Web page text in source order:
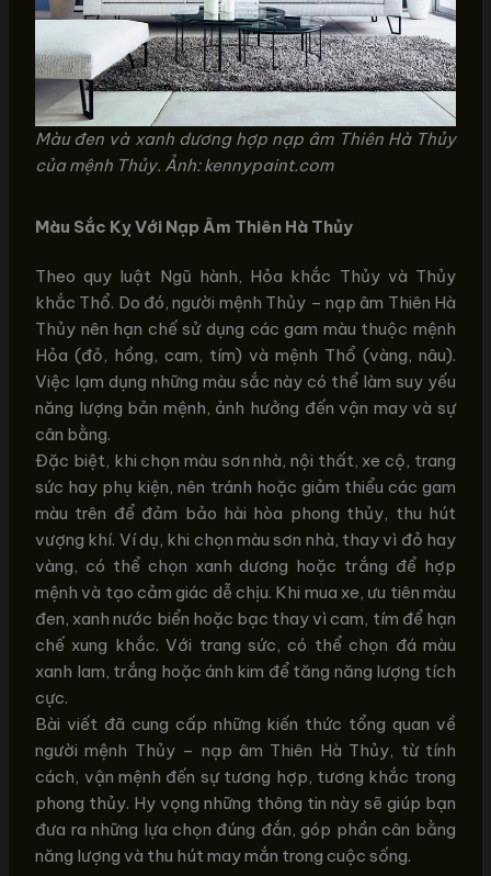
Màu đen và xanh dương hợp nạp âm Thiên Hà Thủy
của mệnh Thủy. Ảnh: kennypaint.com
Màu Sắc Kỵ Với Nạp Âm Thiên Hà Thủy
Theo quy luật Ngũ hành, Hỏa khắc Thủy và Thủy
khắc Thổ. Do đó, người mệnh Thủy – nạp âm Thiên Hà
Thủy nên hạn chế sử dụng các gam màu thuộc mệnh
Hỏa (đỏ, hồng, cam, tím) và mệnh Thổ (vàng, nâu).
Việc lạm dụng những màu sắc này có thể làm suy yếu
năng lượng bản mệnh, ảnh hưởng đến vận may và sự
cân bằng.
Đặc biệt, khi chọn màu sơn nhà, nội thất, xe cộ, trang
sức hay phụ kiện, nên tránh hoặc giảm thiểu các gam
màu trên để đảm bảo hài hòa phong thủy, thu hút
vượng khí. Ví dụ, khi chọn màu sơn nhà, thay vì đỏ hay
vàng, có thể chọn xanh dương hoặc trắng để hợp
mệnh và tạo cảm giác dễ chịu. Khi mua xe, ưu tiên màu
đen, xanh nước biển hoặc bạc thay vì cam, tím để hạn
chế xung khắc. Với trang sức, có thể chọn đá màu
xanh lam, trắng hoặc ánh kim để tăng năng lượng tích
cực.
Bài viết đã cung cấp những kiến thức tổng quan về
người mệnh Thủy – nạp âm Thiên Hà Thủy, từ tính
cách, vận mệnh đến sự tương hợp, tương khắc trong
phong thủy. Hy vọng những thông tin này sẽ giúp bạn
đưa ra những lựa chọn đúng đắn, góp phần cân bằng
năng lượng và thu hút may mắn trong cuộc sống.